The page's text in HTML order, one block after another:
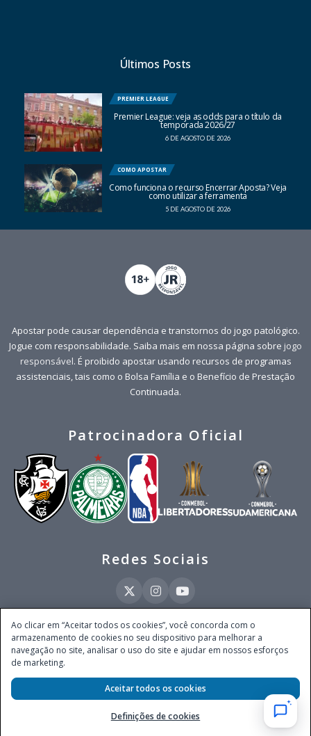
Últimos Posts
PREMIER LEAGUE
Premier League: veja as odds para o título da
temporada 2026/27
6 DE AGOSTO DE 2026
COMO APOSTAR
Como funciona o recurso Encerrar Aposta? Veja
como utilizar a ferramenta
5 DE AGOSTO DE 2026
Apostar pode causar dependência e transtornos do jogo patológico.
Jogue com responsabilidade. Saiba mais em nossa página sobre jogo
responsável. É proibido apostar usando recursos de programas
assistenciais, tais como o Bolsa Família e o Benefício de Prestação
Continuada.
Patrocinadora Oficial
Redes Sociais
Este site é operado pela Ventmear Brasil LTDA (CNPJ 52.868.380/0001-84), com
endereço na Avenida Brigadeiro Faria Lima, nº 4.055, 3º andar, Itaim Bibi, no
Município de São Paulo, Estado de São Paulo, CEP 04538-133, Brasil - empresa
autorizada a operar apostas de quota fixa em todo território nacional pela
Secretaria de Prêmios e Apostas do Ministério da Fazenda, conforme Portaria nº
247, de 07.02.2025, publicada no DOU em 11.2.2025.
Ao clicar em “Aceitar todos os cookies”, você concorda com o
armazenamento de cookies no seu dispositivo para melhorar a
navegação no site, analisar o uso do site e ajudar em nossos esforços
de marketing.
Definições de cookies
Aceitar todos os cookies